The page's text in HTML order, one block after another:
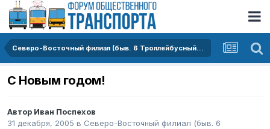
Северо-Восточный филиал (быв. 6 Троллейбусный парк)
С Новым годом!
Автор Иван Поспехов
31 декабря, 2005 в Северо-Восточный филиал (быв. 6